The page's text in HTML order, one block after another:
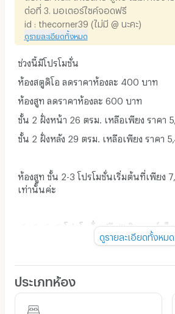
ต่อที่ 3. มอเตอร์ไซค์จอดฟรี
id : thecorner39 (ไม่มี @ นะคะ)
ดูรายละเอียดทั้งหมด
ช่วงนี้มีโปรโมชั่น
ห้องสตูดิโอ ลดราคาห้องละ 400 บาท
ห้องสูท ลดราคาห้องละ 600 บาท
ชั้น 2 ฝั่งหน้า 26 ตรม. เหลือเพียง ราคา
ชั้น 2 ฝั่งหลัง 29 ตรม. เหลือเพียง ราคา
ห้องสูท ชั้น 2-3 โปรโมชั่นเริ่มต้นที่เพียง
เท่านั้นค่ะ
โปรโมชั่นฟรี..!!! อินเตอร์เน็
📢 📢 📢 📢
⚡️⚡️⚡️
และโปรโมชั่นพิเศษสุดๆ สำหรับผู้
ดูรายละเอียดทั้งหมด
ประเภทห้อง